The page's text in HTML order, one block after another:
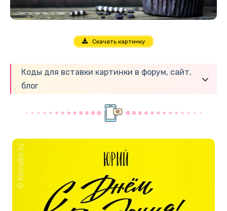
Скачать картинку
Коды для вставки картинки в форум, сайт,
блог